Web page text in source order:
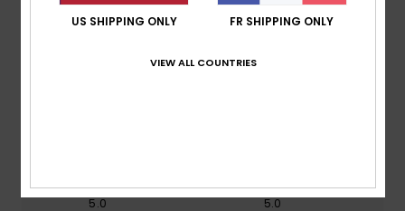
Note moyenne
5.0/5
Confort
5.0
Rapport qualité / prix
5.0
US SHIPPING ONLY FR SHIPPING ONLY
VIEW ALL COUNTRIES